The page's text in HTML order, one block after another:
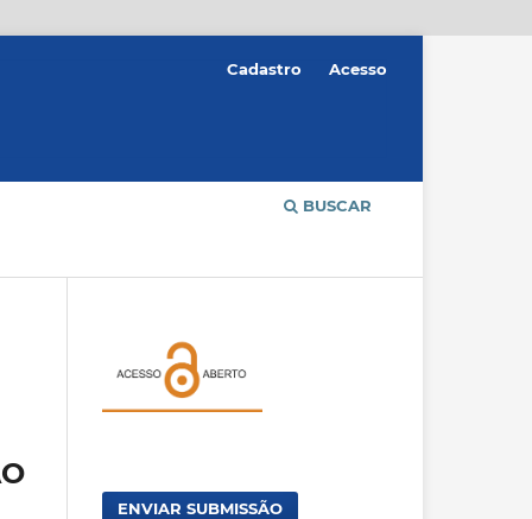
BUSCAR
Cadastro Acesso
ENVIAR SUBMISSÃO